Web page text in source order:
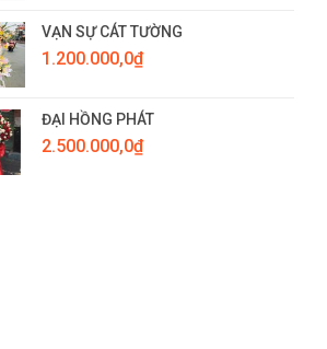
1.200.000,0₫.
VẠN SỰ CÁT TƯỜNG
1.200.000,0₫
ĐẠI HỒNG PHÁT
2.500.000,0₫